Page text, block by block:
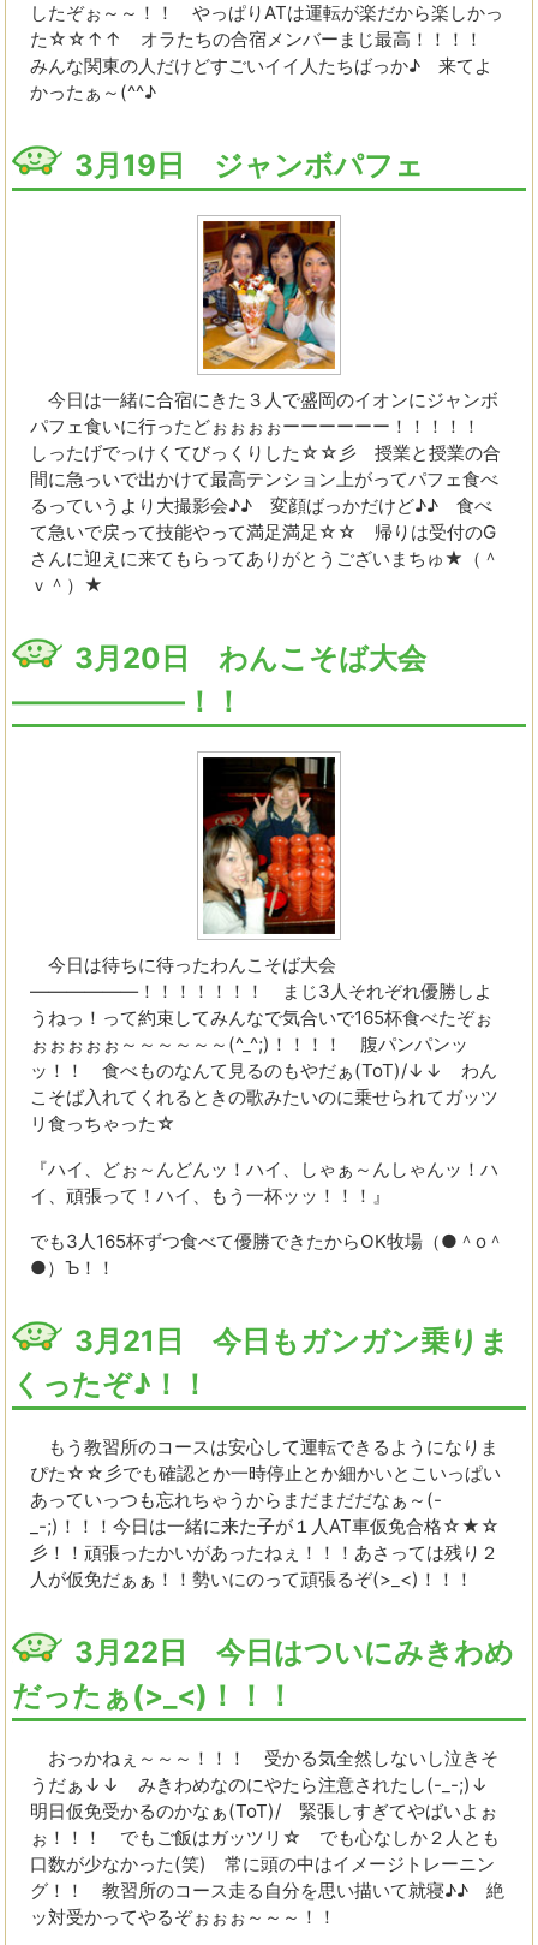
したぞぉ～～！！ やっぱりATは運転が楽だから楽しかっ
た☆☆↑↑ オラたちの合宿メンバーまじ最高！！！！
みんな関東の人だけどすごいイイ人たちばっか♪ 来てよ
かったぁ～(^^♪
3月19日 ジャンボパフェ
今日は一緒に合宿にきた３人で盛岡のイオンにジャンボ
パフェ食いに行ったどぉぉぉぉーーーーーー！！！！！
しったげでっけくてびっくりした☆☆彡 授業と授業の合
間に急っいで出かけて最高テンション上がってパフェ食べ
るっていうより大撮影会♪♪ 変顔ばっかだけど♪♪ 食べ
て急いで戻って技能やって満足満足☆☆ 帰りは受付のG
さんに迎えに来てもらってありがとうございまちゅ★（＾
ｖ＾）★
3月20日 わんこそば大会
――――――！！
今日は待ちに待ったわんこそば大会
――――――！！！！！！！ まじ3人それぞれ優勝しよ
うねっ！って約束してみんなで気合いで165杯食べたぞぉ
ぉぉぉぉぉ～～～～～～(^_^;)！！！！ 腹パンパンッ
ッ！！ 食べものなんて見るのもやだぁ(ToT)/↓↓ わん
こそば入れてくれるときの歌みたいのに乗せられてガッツ
リ食っちゃった☆
『ハイ、どぉ～んどんッ！ハイ、しゃぁ～んしゃんッ！ハ
イ、頑張って！ハイ、もう一杯ッッ！！！』
でも3人165杯ずつ食べて優勝できたからOK牧場（●＾o＾
●）Ъ！！
3月21日 今日もガンガン乗りま
くったぞ♪！！
もう教習所のコースは安心して運転できるようになりま
ぴた☆☆彡でも確認とか一時停止とか細かいとこいっぱい
あっていっつも忘れちゃうからまだまだだなぁ～(-
_-;)！！！今日は一緒に来た子が１人AT車仮免合格☆★☆
彡！！頑張ったかいがあったねぇ！！！あさっては残り２
人が仮免だぁぁ！！勢いにのって頑張るぞ(>_<)！！！
3月22日 今日はついにみきわめ
だったぁ(>_<)！！！
おっかねぇ～～～！！！ 受かる気全然しないし泣きそ
うだぁ↓↓ みきわめなのにやたら注意されたし(-_-;)↓
明日仮免受かるのかなぁ(ToT)/ 緊張しすぎてやばいよぉ
ぉ！！！ でもご飯はガッツリ☆ でも心なしか２人とも
口数が少なかった(笑) 常に頭の中はイメージトレーニン
グ！！ 教習所のコース走る自分を思い描いて就寝♪♪ 絶
ッ対受かってやるぞぉぉぉ～～～！！